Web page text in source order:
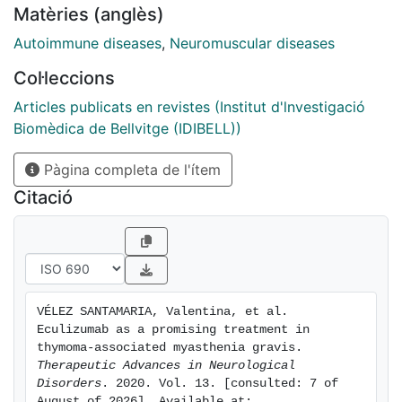
report of thymoma-associated refractory myasthenia
gravis successfully treated with eculizumab in a real-
Matèries (anglès)
Autoimmune diseases, Neuromuscular diseases
Col·leccions
Articles publicats en revistes (Institut d'lnvestigació
Biomèdica de Bellvitge (IDIBELL))
Pàgina completa de l'ítem
Citació
VÉLEZ SANTAMARIA, Valentina, et al.
Eculizumab as a promising treatment in
Therapeutic Advances in Neurological
Disorders . 2020. Vol. 13. [consulted: 7 of